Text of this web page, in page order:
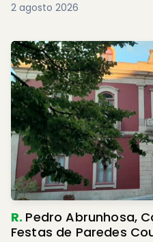
2 agosto 2026
R. Pedro Abrunhosa,
Festas de Paredes